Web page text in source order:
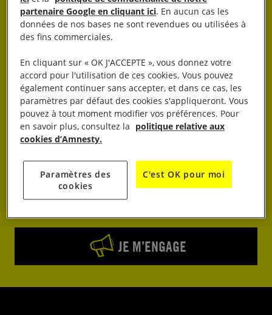
JE DONNE
JE M’ENGAGE
partenaire Google en cliquant ici. En aucun cas les
données de nos bases ne sont revendues ou utilisées à
des fins commerciales.
En cliquant sur « OK J'ACCEPTE », vous donnez votre
accord pour l'utilisation de ces cookies. Vous pouvez
également continuer sans accepter, et dans ce cas, les
paramètres par défaut des cookies s'appliqueront. Vous
pouvez à tout moment modifier vos préférences. Pour
en savoir plus, consultez la politique relative aux
cookies d’Amnesty.
Paramètres des
cookies
C'est OK pour moi